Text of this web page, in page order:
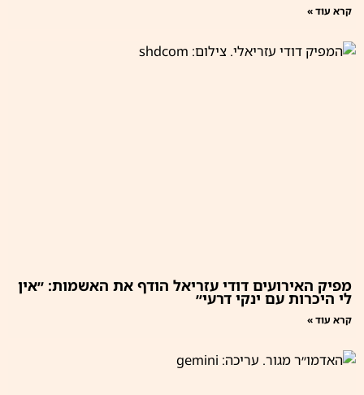
קרא עוד »
מפיק האירועים דודי עזריאל הודף את האשמות: ״אין
לי היכרות עם ינקי דרעי״
קרא עוד »